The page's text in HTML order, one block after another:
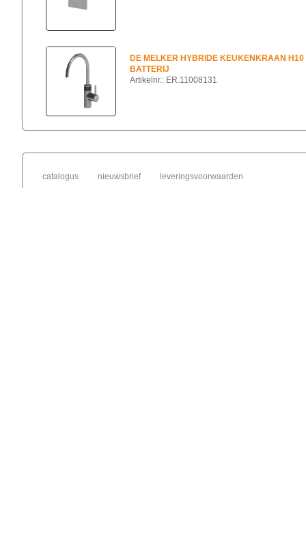
DE MELKER HYBRIDE KEUKENKRAAN H10
BATTERIJ
Artikelnr.: ER.11008131
catalogus nieuwsbrief leveringsvoorwaarden